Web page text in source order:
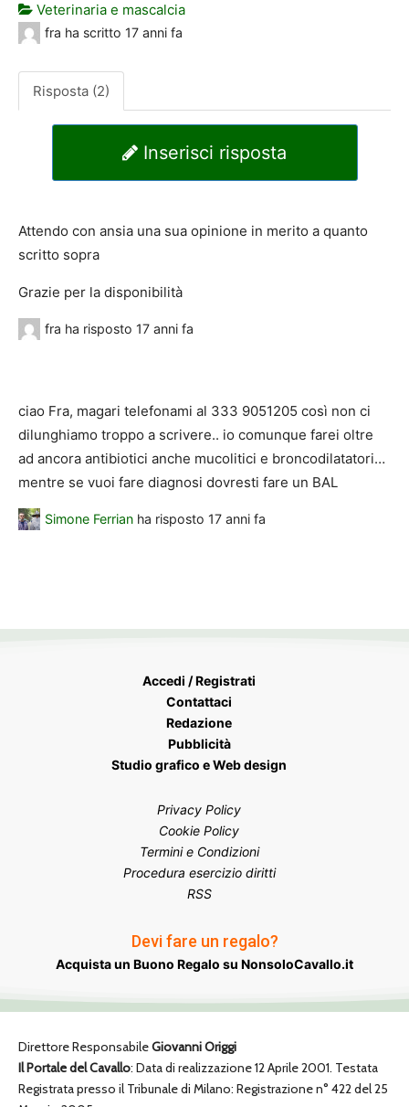
Veterinaria e mascalcia
fra ha scritto 17 anni fa
Risposta (2)
Inserisci risposta
Attendo con ansia una sua opinione in merito a quanto
scritto sopra
Grazie per la disponibilità
fra ha risposto 17 anni fa
ciao Fra, magari telefonami al 333 9051205 così non ci
dilunghiamo troppo a scrivere.. io comunque farei oltre
ad ancora antibiotici anche mucolitici e broncodilatatori…
mentre se vuoi fare diagnosi dovresti fare un BAL
Simone Ferrian ha risposto 17 anni fa
Accedi / Registrati
Contattaci
Redazione
Pubblicità
Studio grafico e Web design
Privacy Policy
Cookie Policy
Termini e Condizioni
Procedura esercizio diritti
RSS
Devi fare un regalo?
Acquista un Buono Regalo su NonsoloCavallo.it
Direttore ResponsabileGiovanni Origgi
Il Portale del Cavallo: Data di realizzazione 12 Aprile 2001. Testata
Registrata presso il Tribunale di Milano: Registrazione n° 422 del 25